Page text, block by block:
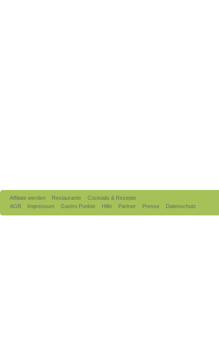
Affiliate werden Restaurants
Cocktails & Rezepte
AGB
Impressum Gastro Punkte Hilfe Partner Presse Datenschutz